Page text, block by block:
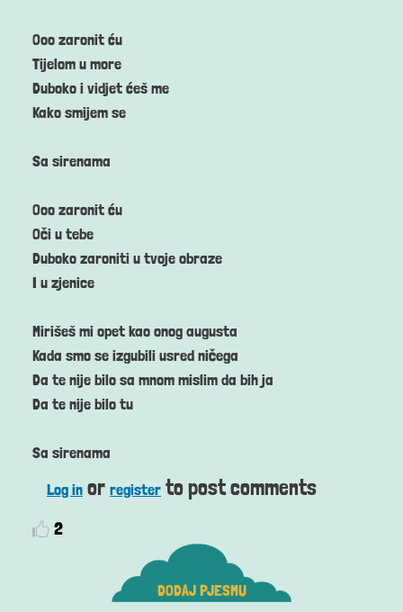
Ooo zaronit ću
Tijelom u more
Duboko i vidjet ćeš me
Kako smijem se
Sa sirenama
Ooo zaronit ću
Oči u tebe
Duboko zaroniti u tvoje obraze
I u zjenice
Mirišeš mi opet kao onog augusta
Kada smo se izgubili usred ničega
Da te nije bilo sa mnom mislim da bih ja
Da te nije bilo tu
Sa sirenama
Log in or register to post comments
2
DODAJ PJESMU